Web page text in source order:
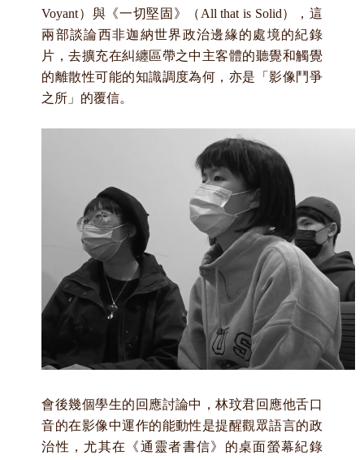
Voyant）與《一切堅固》（All that is Solid），這
兩部談論西非迦納世界政治邊緣的處境的紀錄
片，去擴充在糾纏區帶之中主客體的聽覺和觸覺
的離散性可能的知識調度為何，亦是「影像鬥爭
之所」的覆信。
會後幾個學生的回應討論中，林玟君回應他舌口
音的在影像中運作的能動性是提醒觀眾語言的政
治性，尤其在《通靈者書信》的桌面螢幕紀錄